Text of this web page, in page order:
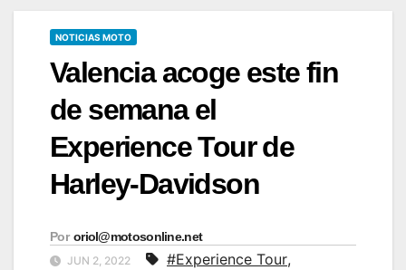
NOTICIAS MOTO
Valencia acoge este fin
de semana el
Experience Tour de
Harley-Davidson
Por oriol@motosonline.net
JUN 2, 2022 #Experience Tour,